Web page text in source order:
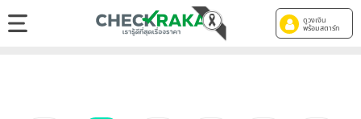
ดูวงเงิน
พร้อมสตาร์ท